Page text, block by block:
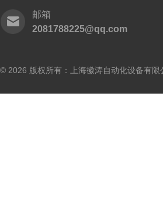
邮箱
2081788225@qq.com
© 2026 版权所有：上海徽涛自动化设备有